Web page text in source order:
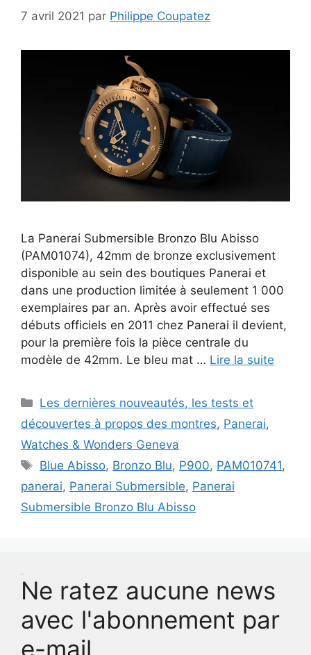
7 avril 2021 par Philippe Coupatez
La Panerai Submersible Bronzo Blu Abisso
(PAM01074), 42mm de bronze exclusivement
disponible au sein des boutiques Panerai et
dans une production limitée à seulement 1 000
exemplaires par an. Après avoir effectué ses
débuts officiels en 2011 chez Panerai il devient,
pour la première fois la pièce centrale du
modèle de 42mm. Le bleu mat … Lire la suite
Catégories
Les dernières nouveautés, les tests et
découvertes à propos des montres, Panerai,
Watches & Wonders Geneva
Étiquettes
Blue Abisso, Bronzo Blu, P900, PAM010741,
panerai, Panerai Submersible, Panerai
Submersible Bronzo Blu Abisso
Ne ratez aucune news
avec l'abonnement par
e-mail